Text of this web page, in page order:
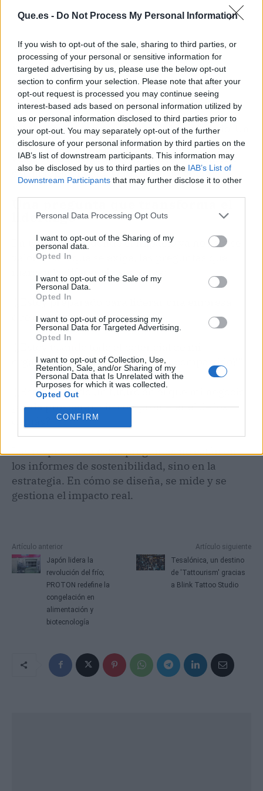
Que.es - Do Not Process My Personal Information
If you wish to opt-out of the sale, sharing to third parties, or
processing of your personal or sensitive information for
targeted advertising by us, please use the below opt-out
section to confirm your selection. Please note that after your
opt-out request is processed you may continue seeing
interest-based ads based on personal information utilized by
us or personal information disclosed to third parties prior to
your opt-out. You may separately opt-out of the further
disclosure of your personal information by third parties on the
IAB’s list of downstream participants. This information may
also be disclosed by us to third parties on the IAB’s List of
Downstream Participants that may further disclose it to other
Personal Data Processing Opt Outs
I want to opt-out of the Sharing of my
personal data.
Opted In
I want to opt-out of the Sale of my
Personal Data.
Opted In
I want to opt-out of processing my
Personal Data for Targeted Advertising.
Opted In
I want to opt-out of Collection, Use,
Retention, Sale, and/or Sharing of my
Personal Data that Is Unrelated with the
Purposes for which it was collected.
Opted Out
CONFIRM
Y, sobre todo, están construyendo un legado. Un
modelo empresarial donde la generación de
valor para la sociedad y el planeta no compite
con la rentabilidad, sino que la potencia.
liderazgo
En un mercado donde el impacto ya no solo se
valora, sino que se exige, las preguntas que
marcan la diferencia son otras:
''¿Estoy preparado para liderar una empresa
que deje más de lo que toma?''
organización para generar valor compartido?''
''¿Estoy creando un futuro en el que mi negocio
pueda prosperar, sin comprometer el de los
Las respuestas a estas preguntas no están en
los informes de sostenibilidad, sino en la
estrategia. En cómo se diseña, se mide y se
gestiona el impacto real.
Artículo anterior
Japón lidera la
revolución del frío;
PROTON redefine la
congelación en
alimentación y
biotecnología
Artículo siguiente
Tesalónica, un destino
de 'Tattourism' gracias
a Blink Tattoo Studio